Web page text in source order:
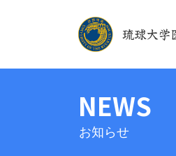
NEWS
お知らせ